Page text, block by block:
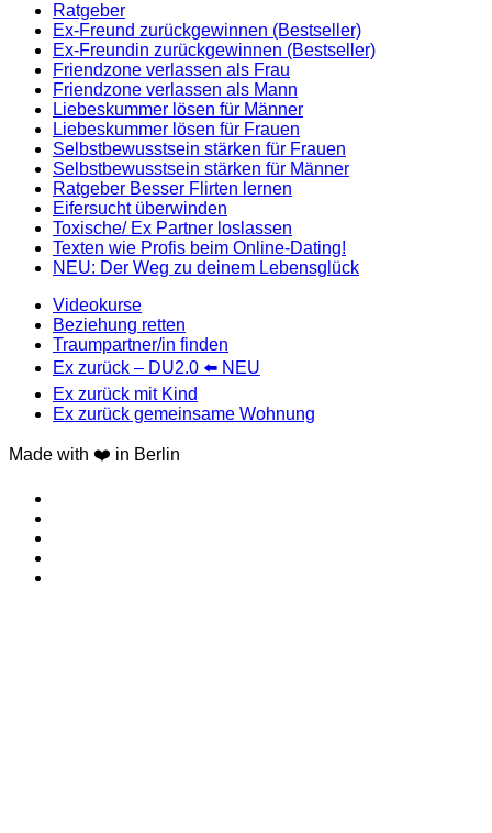
Ratgeber
Ex-Freund zurückgewinnen (Bestseller)
Ex-Freundin zurückgewinnen (Bestseller)
Friendzone verlassen als Frau
Friendzone verlassen als Mann
Liebeskummer lösen für Männer
Liebeskummer lösen für Frauen
Selbstbewusstsein stärken für Frauen
Selbstbewusstsein stärken für Männer
Ratgeber Besser Flirten lernen
Eifersucht überwinden
Toxische/ Ex Partner loslassen
Texten wie Profis beim Online-Dating!
NEU: Der Weg zu deinem Lebensglück
Videokurse
Beziehung retten
Traumpartner/in finden
Ex zurück – DU2.0 ⬅️ NEU
Ex zurück mit Kind
Ex zurück gemeinsame Wohnung
Made with ❤️ in Berlin